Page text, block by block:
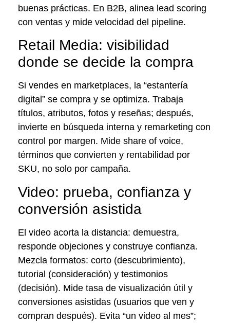
buenas prácticas. En B2B, alinea lead scoring
con ventas y mide velocidad del pipeline.
Retail Media: visibilidad
donde se decide la compra
Si vendes en marketplaces, la “estantería
digital” se compra y se optimiza. Trabaja
títulos, atributos, fotos y reseñas; después,
invierte en búsqueda interna y remarketing con
control por margen. Mide share of voice,
términos que convierten y rentabilidad por
SKU, no solo por campaña.
Video: prueba, confianza y
conversión asistida
El video acorta la distancia: demuestra,
responde objeciones y construye confianza.
Mezcla formatos: corto (descubrimiento),
tutorial (consideración) y testimonios
(decisión). Mide tasa de visualización útil y
conversiones asistidas (usuarios que ven y
compran después). Evita “un video al mes”;